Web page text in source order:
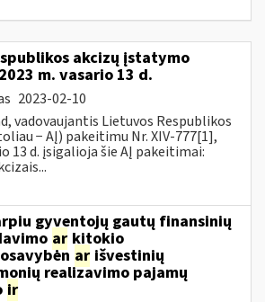
akcizų įstatymo
m. vasario 13 d.
2023-02-10
vadovaujantis Lietuvos Respublikos
− AĮ) pakeitimu Nr. XIV-777[1],
13 d. įsigalioja šie AĮ pakeitimai:
gyventojų gautų finansinių
ar kitokio
ar išvestinių
realizavimo pajamų
ir